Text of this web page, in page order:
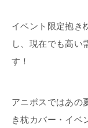
イベント限定抱き
し、現在でも高い
す！
アニポスではあの
き枕カバー・イベ